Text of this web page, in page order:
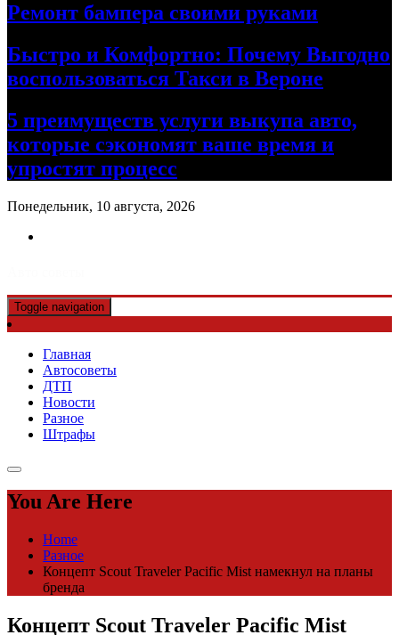
Ремонт бампера своими руками
Быстро и Комфортно: Почему Выгодно
воспользоваться Такси в Вероне
5 преимуществ услуги выкупа авто,
которые сэкономят ваше время и
упростят процесс
Понедельник, 10 августа, 2026
Toggle navigation
Главная
Автосоветы
ДТП
Новости
Разное
Штрафы
You Are Here
Home
Разное
Концепт Scout Traveler Pacific Mist намекнул на планы
бренда
Концепт Scout Traveler Pacific Mist